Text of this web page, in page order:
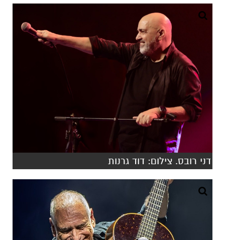
דני רובס. צילום: דוד גרנות